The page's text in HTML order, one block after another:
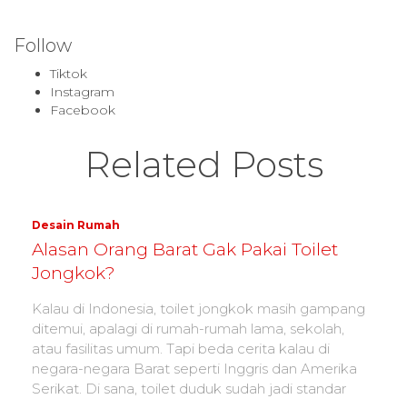
Follow
Tiktok
Instagram
Facebook
Related Posts
Desain Rumah
Alasan Orang Barat Gak Pakai Toilet
Jongkok?
Kalau di Indonesia, toilet jongkok masih gampang
ditemui, apalagi di rumah-rumah lama, sekolah,
atau fasilitas umum. Tapi beda cerita kalau di
negara-negara Barat seperti Inggris dan Amerika
Serikat. Di sana, toilet duduk sudah jadi standar